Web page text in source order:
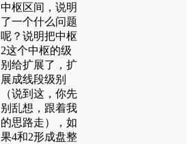
中枢区间，说明
了一个什么问题
呢？说明把中枢
2这个中枢的级
别给扩展了，扩
展成线段级别
（说到这，你先
别乱想，跟着我
的思路走），如
果4和2形成盘整